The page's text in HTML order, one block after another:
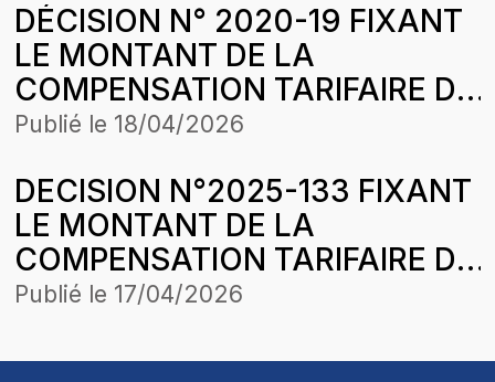
CONCESSION LOUGA-
LINGUERE-KEBEMER DANS LE
CADRE DE L’HARMONISATION
DES TARIFS
DÉCISION N° 2020-19 FIXANT
LE MONTANT DE LA
COMPENSATION TARIFAIRE DU
MOIS DE MARS 2020 DE SCL
CADRE DE L’HARMONISATION
DES TARIFS
Publié le 18/04/2026
DECISION N°2025-133 FIXANT
LE MONTANT DE LA
COMPENSATION TARIFAIRE DU
MOIS D’OCTOBRE 2025 DE
CONCESSION LOUGA-
Publié le 17/04/2026